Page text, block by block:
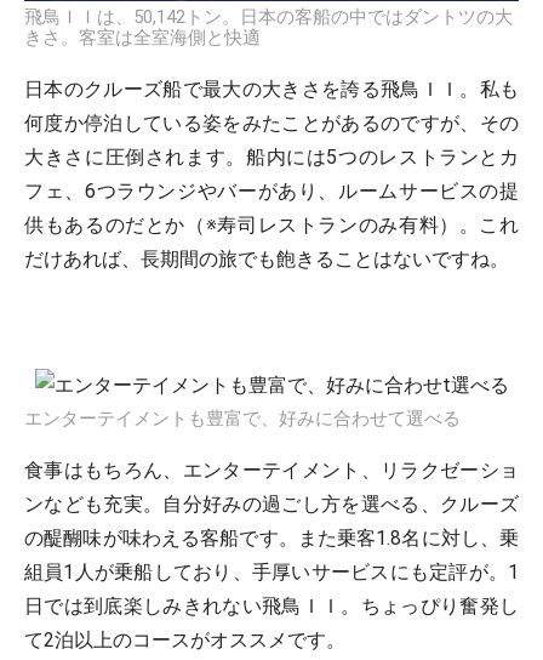
飛鳥ＩＩは、50,142トン。日本の客船の中ではダントツの大
きさ。客室は全室海側と快適
日本のクルーズ船で最大の大きさを誇る飛鳥ＩＩ。私も
何度か停泊している姿をみたことがあるのですが、その
大きさに圧倒されます。船内には5つのレストランとカ
フェ、6つラウンジやバーがあり、ルームサービスの提
供もあるのだとか（※寿司レストランのみ有料）。これ
だけあれば、長期間の旅でも飽きることはないですね。
エンターテイメントも豊富で、好みに合わせて選べる
食事はもちろん、エンターテイメント、リラクゼーショ
ンなども充実。自分好みの過ごし方を選べる、クルーズ
の醍醐味が味わえる客船です。また乗客1.8名に対し、乗
組員1人が乗船しており、手厚いサービスにも定評が。1
日では到底楽しみきれない飛鳥ＩＩ。ちょっぴり奮発し
て2泊以上のコースがオススメです。